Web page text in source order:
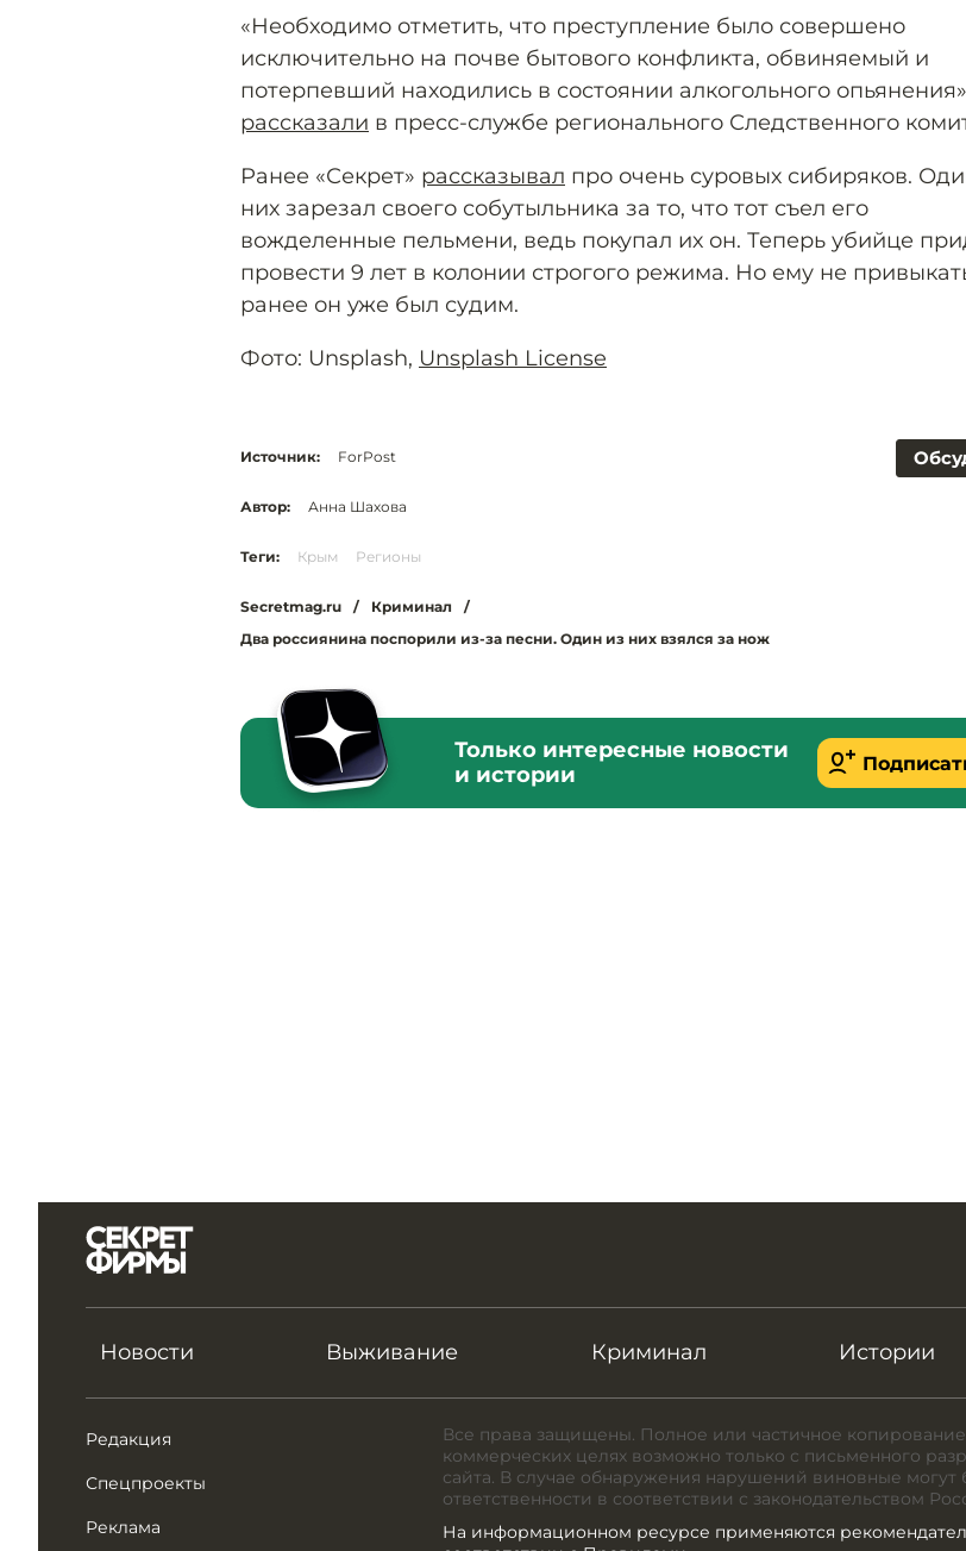
«Необходимо отметить, что преступление было совершено
исключительно на почве бытового конфликта, обвиняемый и
потерпевший находились в состоянии алкогольного
рассказали в пресс-службе регионального Следственного
Ранее «Секрет» рассказывал про очень суровых сибиряков.
них зарезал своего собутыльника за то, что тот съел его
вожделенные пельмени, ведь покупал их он. Теперь убийце
провести 9 лет в колонии строгого режима. Но ему не
ранее он уже был судим.
Фото: Unsplash, Unsplash License
Источник: ForPost
Автор: Анна Шахова
Теги: Крым Регионы
Secretmag.ru / Криминал
/
Два россиянина поспорили из-за песни. Один из них взялся за нож
Только интересные новости
и истории
Новости Выживание Криминал Истории
Редакция
Спецпроекты
Реклама
Все права защищены. Полное или частичное
коммерческих целях возможно только с письменного
сайта. В случае обнаружения нарушений виновные могут
ответственности в соответствии с законодательством
На информационном ресурсе применяются